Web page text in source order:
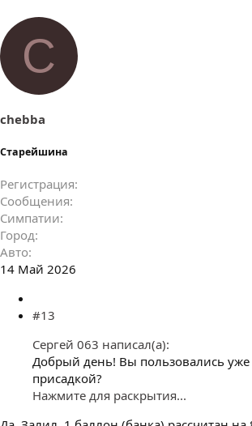
C
chebba
Старейшина
Регистрация
Сообщения
Симпатии
Город
Авто
14 Май 2026
#13
Сергей 063 написал(а):
Добрый день! Вы пользовались
присадкой?
Нажмите для раскрытия...